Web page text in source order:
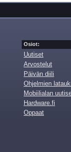
Osiot:
Uutiset
Arvostelut
Päivän diili
Ohjelmien
Mobiilialan
Hardware.fi
Oppaat